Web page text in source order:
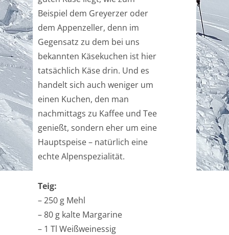
Beispiel dem Greyerzer oder
dem Appenzeller, denn im
Gegensatz zu dem bei uns
bekannten Käsekuchen ist hier
tatsächlich Käse drin. Und es
handelt sich auch weniger um
einen Kuchen, den man
nachmittags zu Kaffee und Tee
genießt, sondern eher um eine
Hauptspeise – natürlich eine
echte Alpenspezialität.
Teig:
– 250 g Mehl
– 80 g kalte Margarine
– 1 Tl Weißweinessig